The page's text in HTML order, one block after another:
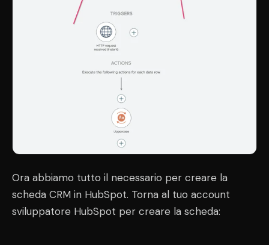
Ora abbiamo tutto il necessario per creare la
scheda CRM in HubSpot. Torna al tuo account
sviluppatore HubSpot per creare la scheda: